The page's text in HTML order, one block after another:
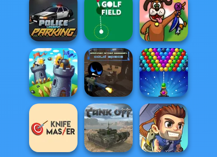
Bubble Shooter
Arcade 2
Post Apocalyptic
Truck Trial
Ninja Revenge
Police Urban
Parking
Golf Field Duck Hunter
Stickman Armed
Assassin: Cold...
Bubble Shooter